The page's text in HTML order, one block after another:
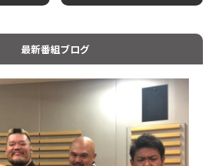
最新番組ブログ